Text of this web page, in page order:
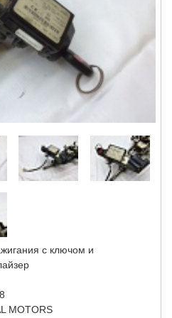
с ключом и
MOTORS